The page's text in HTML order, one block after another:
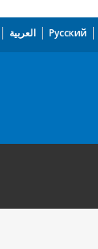
العربية Русский